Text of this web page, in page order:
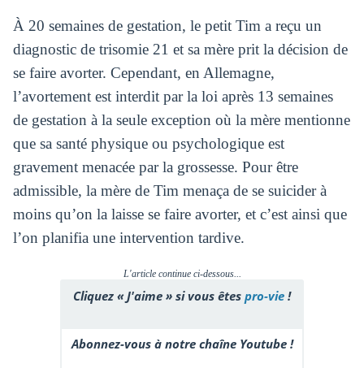
À 20 semaines de gestation, le petit Tim a reçu un
diagnostic de trisomie 21 et sa mère prit la décision de
se faire avorter. Cependant, en Allemagne,
l’avortement est interdit par la loi après 13 semaines
de gestation à la seule exception où la mère mentionne
que sa santé physique ou psychologique est
gravement menacée par la grossesse. Pour être
admissible, la mère de Tim menaça de se suicider à
moins qu’on la laisse se faire avorter, et c’est ainsi que
l’on planifia une intervention tardive.
L'article continue ci-dessous...
Cliquez « J'aime » si vous êtes pro-vie !
Abonnez-vous à notre chaîne Youtube !